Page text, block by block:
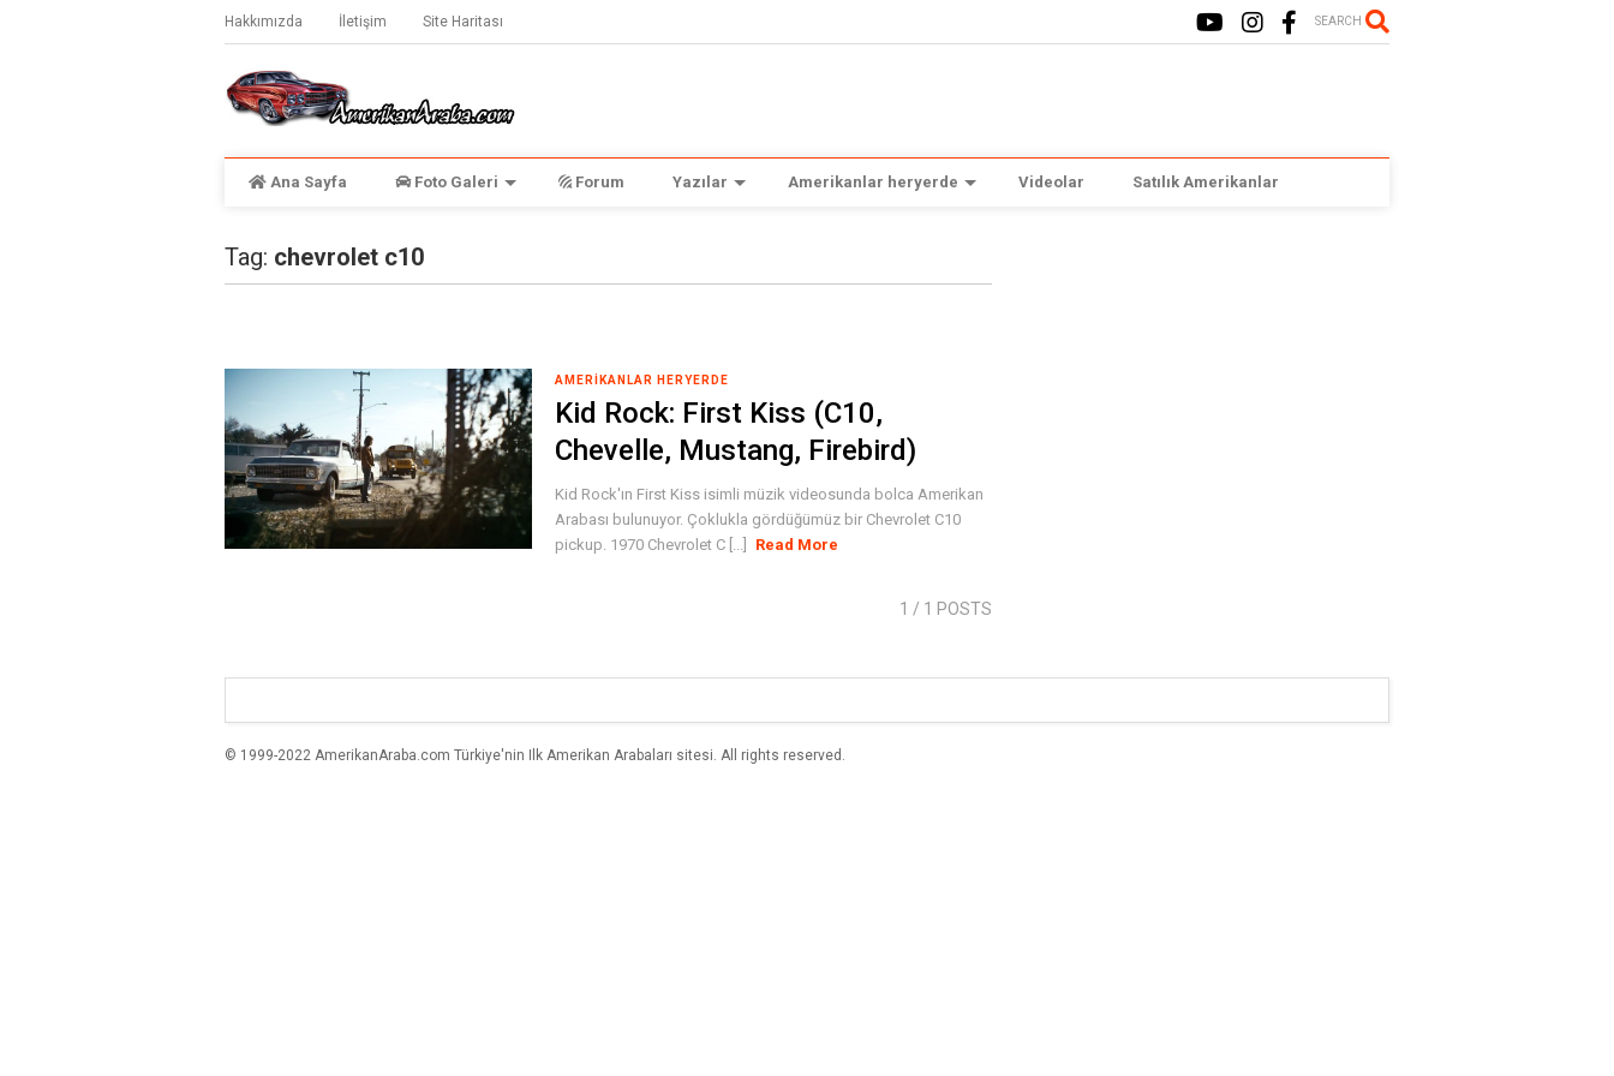
Hakkımızda İletişim Site Haritası SEARCH
Ana Sayfa Foto Galeri Forum Yazılar Amerikanlar heryerde Videolar Satılık Amerikanlar
Tag: chevrolet c10
AMERIKANLAR HERYERDE
Kid Rock: First Kiss (C10,
Chevelle, Mustang, Firebird)
Kid Rock'ın First Kiss isimli müzik videosunda bolca Amerikan
Arabası bulunuyor. Çoklukla gördüğümüz bir Chevrolet C10
pickup. 1970 Chevrolet C [...]
Read More
1 / 1 POSTS
© 1999-2022 AmerikanAraba.com Türkiye'nin Ilk Amerikan Arabaları sitesi. All rights reserved.